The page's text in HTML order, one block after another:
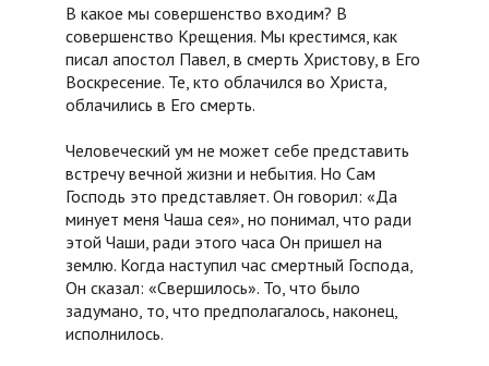
В какое мы совершенство входим? В
совершенство Крещения. Мы крестимся, как
писал апостол Павел, в смерть Христову, в Его
Воскресение. Те, кто облачился во Христа,
облачились в Его смерть.
Человеческий ум не может себе представить
встречу вечной жизни и небытия. Но Сам
Господь это представляет. Он говорил: «Да
минует меня Чаша сея», но понимал, что ради
этой Чаши, ради этого часа Он пришел на
землю. Когда наступил час смертный Господа,
Он сказал: «Свершилось». То, что было
задумано, то, что предполагалось, наконец,
исполнилось.